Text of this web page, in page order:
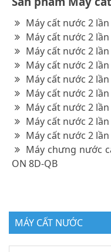
Máy cất nước 2
Máy cất nước 2
Máy cất nước 2
Máy cất nước 2
Máy cất nước 2
Máy cất nước 2
Máy cất nước 2
Máy cất nước 2 lần
Máy cất nước 2
Máy chưng nước
ON 8D-QB
MÁY CẤT NƯỚC